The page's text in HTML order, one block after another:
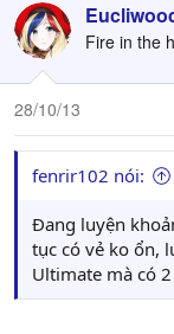
Fire in the
28/10/13
fenrir102 nói:
Đang luyện
tục có vẻ ko ổn,
Ultimate mà có